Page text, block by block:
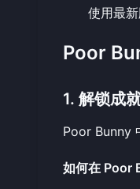
使用最
Poor
1. 解锁成
Poor Bunny
如何在 Poor